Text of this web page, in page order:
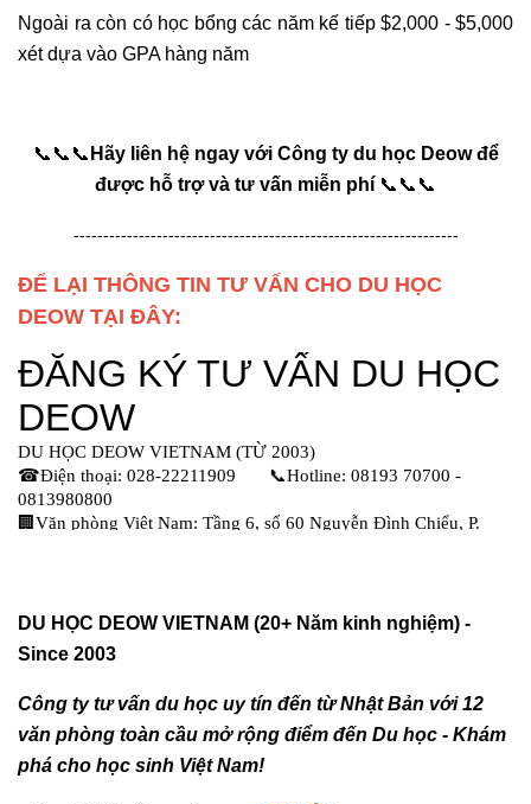
Ngoài ra còn có học bổng các năm kế tiếp $2,000 - $5,000
xét dựa vào GPA hàng năm
📞📞📞 Hãy liên hệ ngay với Công ty du học Deow để
được hỗ trợ và tư vấn miễn phí 📞📞📞
-----------------------------------------------------------------
ĐỂ LẠI THÔNG TIN TƯ VẤN CHO DU HỌC
DEOW TẠI ĐÂY:
DU HỌC DEOW VIETNAM (20+ Năm kinh nghiệm) -
Since 2003
Công ty tư vấn du học uy tín đến từ Nhật Bản với 12
văn phòng toàn cầu mở rộng điểm đến Du học - Khám
phá cho học sinh Việt Nam!